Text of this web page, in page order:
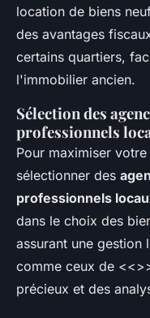
location de biens
des avantages
certains quartiers,
l'immobilier ancien.
Sélection des
professionnels
Pour maximiser
sélectionner des
professionnels
dans le choix des
assurant une gestion
comme ceux de <<
précieux et des